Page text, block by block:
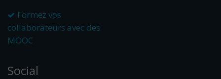
Formez vos
collaborateurs avec des
MOOC
Social